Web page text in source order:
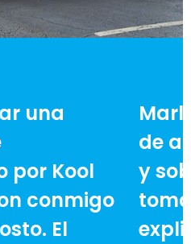
una
por Kool
conmigo
El
de
y